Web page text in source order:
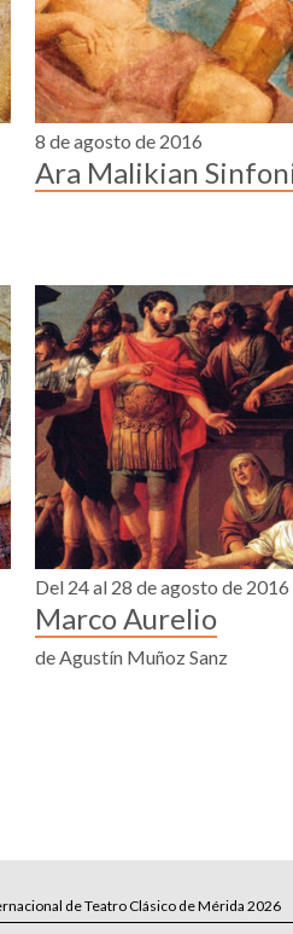
8 de agosto de 2016
Ara Malikian
Del 24 al 28 de agosto de 2016
Marco Aurelio
de Agustín Muñoz Sanz
de Teatro Clásico de Mérida 2026